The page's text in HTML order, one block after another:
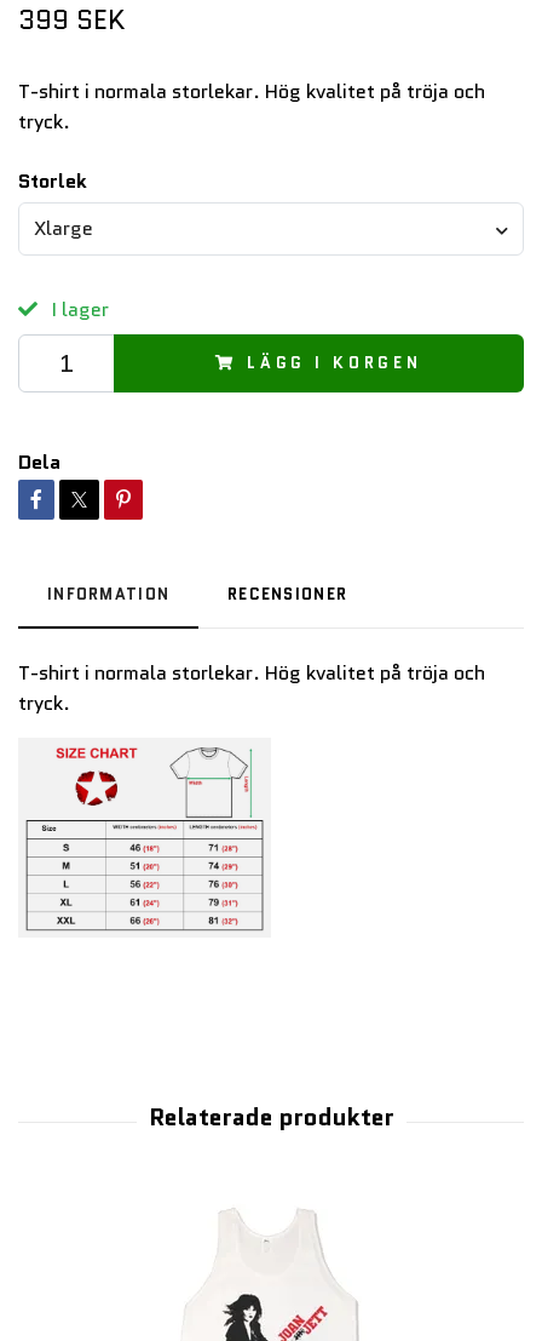
399 SEK
T-shirt i normala storlekar. Hög kvalitet på tröja och
tryck.
Storlek
Xlarge
I lager
LÄGG I KORGEN
Dela
INFORMATION RECENSIONER
T-shirt i normala storlekar. Hög kvalitet på tröja och
tryck.